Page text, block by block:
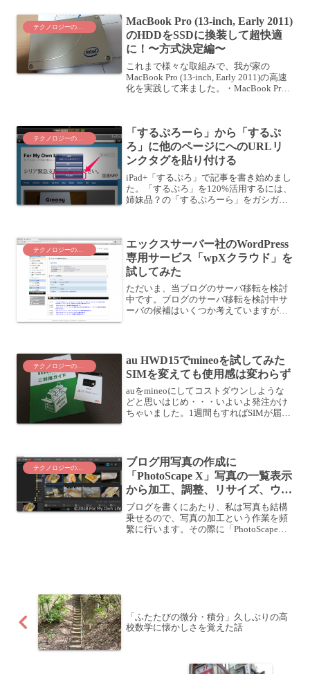
い。・無料ビデオチャッ...
テクノロジーのこと
MacBook Pro (13-inch, Early 2011)
のHDDをSSDに換装して超快適
に！〜方式決定編〜
これまで様々な取組みで、我が家の
MacBook Pro (13-inch, Early 2011)の高速
化を実践して来ました。・MacBook Pro
テクノロジーのこと
「するぷろーら」から「するぷ
ろ」に他のページにへのURLリ
ンクタグを貼り付ける
iPad+「するぷろ」で記事を書き始めまし
た。「するぷろ」を120%活用するには、
姉妹品？の「するぷろーら」をガシガシ
は「するぷろ...
エックスサーバー社のWordPress
専用サービス「wpXクラウド」を
試してみた
ただいま、当ブログのサーバ移転を検討
中です。ブログのサーバ移転を検討中サ
ーバの候補はいくつか考えていますが、
「wpXクラウド」は、か...
テクノロジーのこと
au HWD15でmineoを試してみた
SIMを変えても使用感は変わらず
auをmineoにしてコストダウンしような
どと思いはじめ・・・いよいよ発注かけ
ちゃいました。1週間もすればSIMが届く
で来ま...
テクノロジーのこと
ブログ用写真の作成に
「PhotoScape X」写真の一覧表示
から加工、調整、リサイズ、ウォ
ーターマーク(透かし)を一括で入
れる快適ツール
ブログを書くにあたり、私は写真も結構
乗せるので、写真の加工という作業を頻
繁に行います。その際に「PhotoScape
「ふたたびの微分・積分」久しぶりの高
校数学に懐かしさを覚えた話